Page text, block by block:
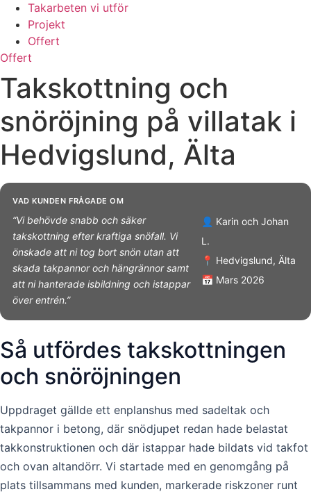
Takarbeten vi utför
Projekt
Offert
Offert
Takskottning och
snöröjning på villatak i
Hedvigslund, Älta
VAD KUNDEN FRÅGADE OM
“Vi behövde snabb och säker
takskottning efter kraftiga snöfall. Vi
önskade att ni tog bort snön utan att
skada takpannor och hängrännor samt
att ni hanterade isbildning och istappar
över entrén.”
👤 Karin och Johan
L.
📍 Hedvigslund, Älta
📅 Mars 2026
Så utfördes takskottningen
och snöröjningen
Uppdraget gällde ett enplanshus med sadeltak och
takpannor i betong, där snödjupet redan hade belastat
takkonstruktionen och där istappar hade bildats vid takfot
och ovan altandörr. Vi startade med en genomgång på
plats tillsammans med kunden, markerade riskzoner runt